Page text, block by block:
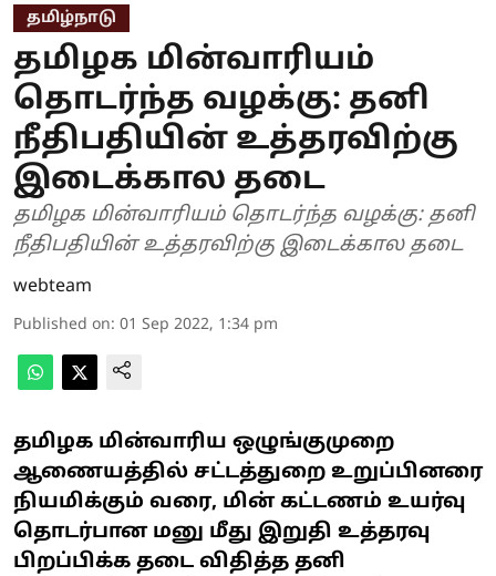
தமிழ்நாடு
தமிழக மின்வாரியம்
தொடர்ந்த வழக்கு: தனி
நீதிபதியின் உத்தரவிற்கு
இடைக்கால தடை
தமிழக மின்வாரியம் தொடர்ந்த வழக்கு: தனி
நீதிபதியின் உத்தரவிற்கு இடைக்கால தடை
webteam
Published on: 01 Sep 2022, 1:34 pm
தமிழக மின்வாரிய ஒழுங்குமுறை
ஆணையத்தில் சட்டத்துறை உறுப்பினரை
நியமிக்கும் வரை, மின் கட்டணம் உயர்வு
தொடர்பான மனு மீது இறுதி உத்தரவு
பிறப்பிக்க தடை விதித்த தனி